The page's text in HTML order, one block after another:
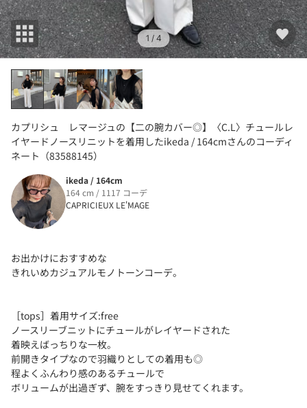
1 / 4
カプリシュ レマージュの【二の腕カバー◎】〈C.L〉チュールレ
イヤードノースリニットを着用したikeda / 164cmさんのコーディ
ネート（83588145）
ikeda / 164cm
164 cm / 1117 コーデ
CAPRICIEUX LE'MAGE
お出かけにおすすめな
きれいめカジュアルモノトーンコーデ。
［tops］着用サイズ:free
ノースリーブニットにチュールがレイヤードされた
着映えばっちりな一枚。
前開きタイプなので羽織りとしての着用も◎
程よくふんわり感のあるチュールで
ボリュームが出過ぎず、腕をすっきり見せてくれます。